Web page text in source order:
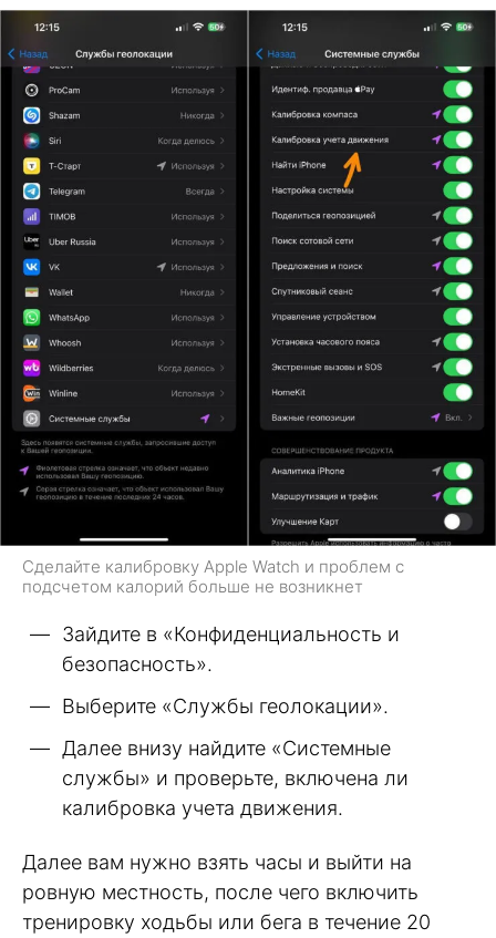
Сделайте калибровку Apple Watch и проблем с
подсчетом калорий больше не возникнет
Зайдите в «Конфиденциальность и
безопасность».
Выберите «Службы геолокации».
Далее внизу найдите «Системные
службы» и проверьте, включена ли
калибровка учета движения.
Далее вам нужно взять часы и выйти на
ровную местность, после чего включить
тренировку ходьбы или бега в течение 20